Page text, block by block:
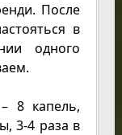
После
в
одного
8 капель,
3-4 раза в